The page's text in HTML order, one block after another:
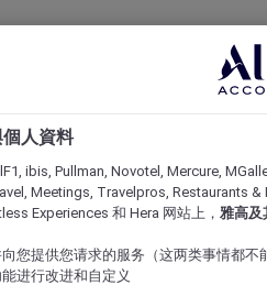
人資料
ibis, Pullman, Novotel, Mercure,
Meetings, Travelpros, Restaurants
Experiences 和 Hera 网站上， 雅高及
您提供您请求的服务（这两类事情都不
进行改进和自定义